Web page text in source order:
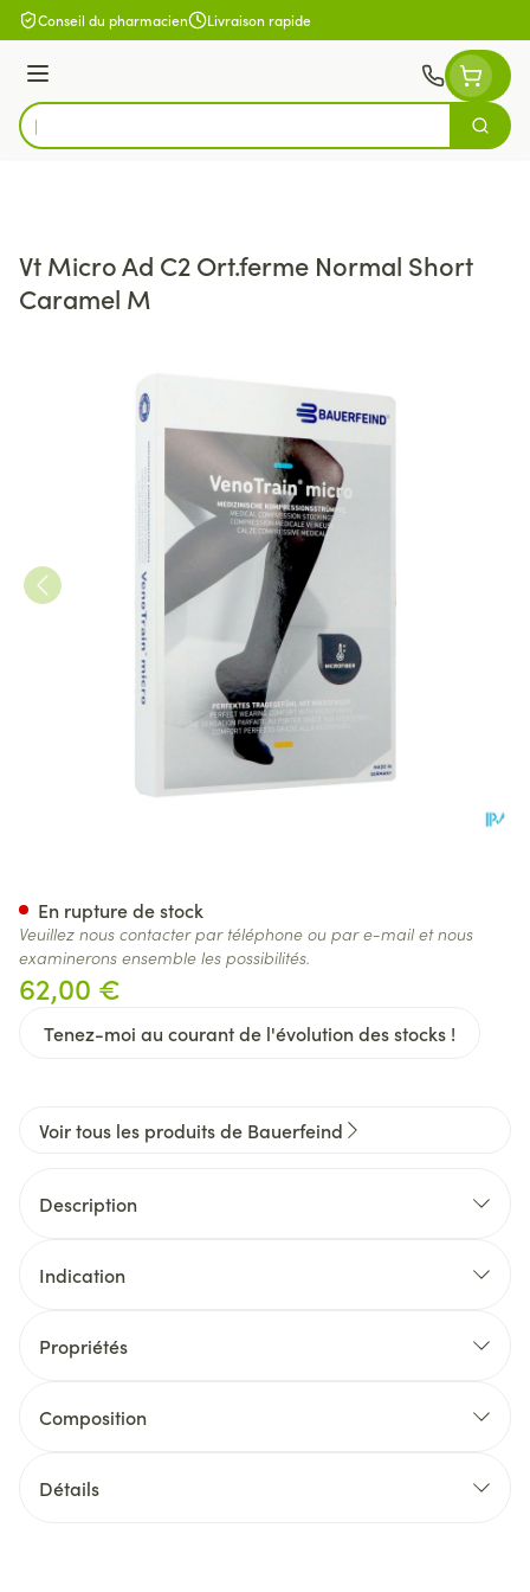
Aller au contenu
Conseil du pharmacien Livraison rapide
Menu
Rechercher
Vt Micro Ad C2 Ort.ferme Normal Short
Caramel M
62,00 €
Tenez-moi au courant de l'évolution des stocks !
En rupture de stock
Veuillez nous contacter par téléphone ou par e-mail et nous
examinerons ensemble les possibilités.
Voir tous les produits de Bauerfeind
Description
Indication
Propriétés
Composition
Détails